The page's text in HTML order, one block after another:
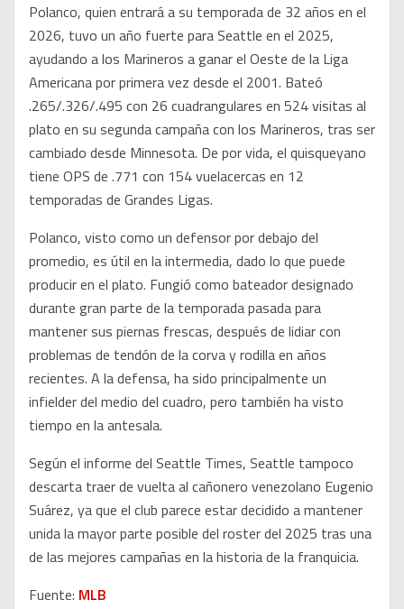
Polanco, quien entrará a su temporada de 32 años en el
2026, tuvo un año fuerte para Seattle en el 2025,
ayudando a los Marineros a ganar el Oeste de la Liga
Americana por primera vez desde el 2001. Bateó
.265/.326/.495 con 26 cuadrangulares en 524 visitas al
plato en su segunda campaña con los Marineros, tras ser
cambiado desde Minnesota. De por vida, el quisqueyano
tiene OPS de .771 con 154 vuelacercas en 12
temporadas de Grandes Ligas.
Polanco, visto como un defensor por debajo del
promedio, es útil en la intermedia, dado lo que puede
producir en el plato. Fungió como bateador designado
durante gran parte de la temporada pasada para
mantener sus piernas frescas, después de lidiar con
problemas de tendón de la corva y rodilla en años
recientes. A la defensa, ha sido principalmente un
infielder del medio del cuadro, pero también ha visto
tiempo en la antesala.
Según el informe del Seattle Times, Seattle tampoco
descarta traer de vuelta al cañonero venezolano Eugenio
Suárez, ya que el club parece estar decidido a mantener
unida la mayor parte posible del roster del 2025 tras una
de las mejores campañas en la historia de la franquicia.
Fuente: MLB